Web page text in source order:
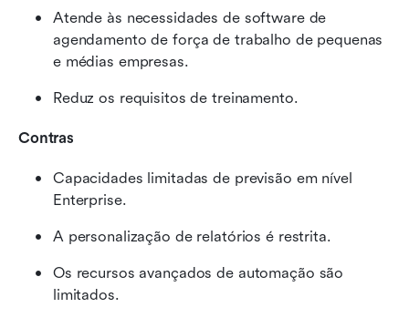
Atende às necessidades de software de
agendamento de força de trabalho de pequenas
e médias empresas.
Reduz os requisitos de treinamento.
Contras
Capacidades limitadas de previsão em nível
Enterprise.
A personalização de relatórios é restrita.
Os recursos avançados de automação são
limitados.